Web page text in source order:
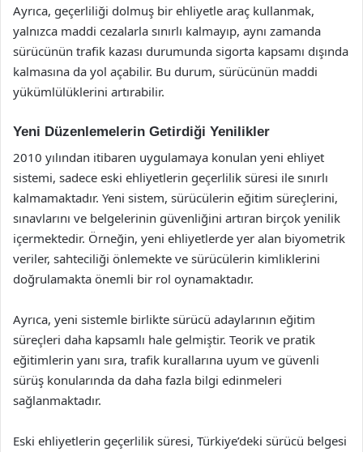
Ayrıca, geçerliliği dolmuş bir ehliyetle araç kullanmak,
yalnızca maddi cezalarla sınırlı kalmayıp, aynı zamanda
sürücünün trafik kazası durumunda sigorta kapsamı dışında
kalmasına da yol açabilir. Bu durum, sürücünün maddi
yükümlülüklerini artırabilir.
Yeni Düzenlemelerin Getirdiği Yenilikler
2010 yılından itibaren uygulamaya konulan yeni ehliyet
sistemi, sadece eski ehliyetlerin geçerlilik süresi ile sınırlı
kalmamaktadır. Yeni sistem, sürücülerin eğitim süreçlerini,
sınavlarını ve belgelerinin güvenliğini artıran birçok yenilik
içermektedir. Örneğin, yeni ehliyetlerde yer alan biyometrik
veriler, sahteciliği önlemekte ve sürücülerin kimliklerini
doğrulamakta önemli bir rol oynamaktadır.
Ayrıca, yeni sistemle birlikte sürücü adaylarının eğitim
süreçleri daha kapsamlı hale gelmiştir. Teorik ve pratik
eğitimlerin yanı sıra, trafik kurallarına uyum ve güvenli
sürüş konularında da daha fazla bilgi edinmeleri
sağlanmaktadır.
Eski ehliyetlerin geçerlilik süresi, Türkiye’deki sürücü belgesi